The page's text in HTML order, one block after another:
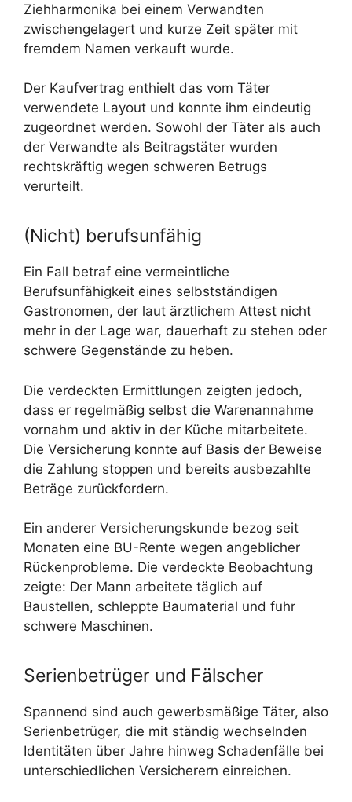
Ziehharmonika bei einem Verwandten
zwischengelagert und kurze Zeit später mit
fremdem Namen verkauft wurde.
Der Kaufvertrag enthielt das vom Täter
verwendete Layout und konnte ihm eindeutig
zugeordnet werden. Sowohl der Täter als auch
der Verwandte als Beitragstäter wurden
rechtskräftig wegen schweren Betrugs
verurteilt.
(Nicht) berufsunfähig
Ein Fall betraf eine vermeintliche
Berufsunfähigkeit eines selbstständigen
Gastronomen, der laut ärztlichem Attest nicht
mehr in der Lage war, dauerhaft zu stehen oder
schwere Gegenstände zu heben.
Die verdeckten Ermittlungen zeigten jedoch,
dass er regelmäßig selbst die Warenannahme
vornahm und aktiv in der Küche mitarbeitete.
Die Versicherung konnte auf Basis der Beweise
die Zahlung stoppen und bereits ausbezahlte
Beträge zurückfordern.
Ein anderer Versicherungskunde bezog seit
Monaten eine BU-Rente wegen angeblicher
Rückenprobleme. Die verdeckte Beobachtung
zeigte: Der Mann arbeitete täglich auf
Baustellen, schleppte Baumaterial und fuhr
schwere Maschinen.
Serienbetrüger und Fälscher
Spannend sind auch gewerbsmäßige Täter, also
Serienbetrüger, die mit ständig wechselnden
Identitäten über Jahre hinweg Schadenfälle bei
unterschiedlichen Versicherern einreichen.